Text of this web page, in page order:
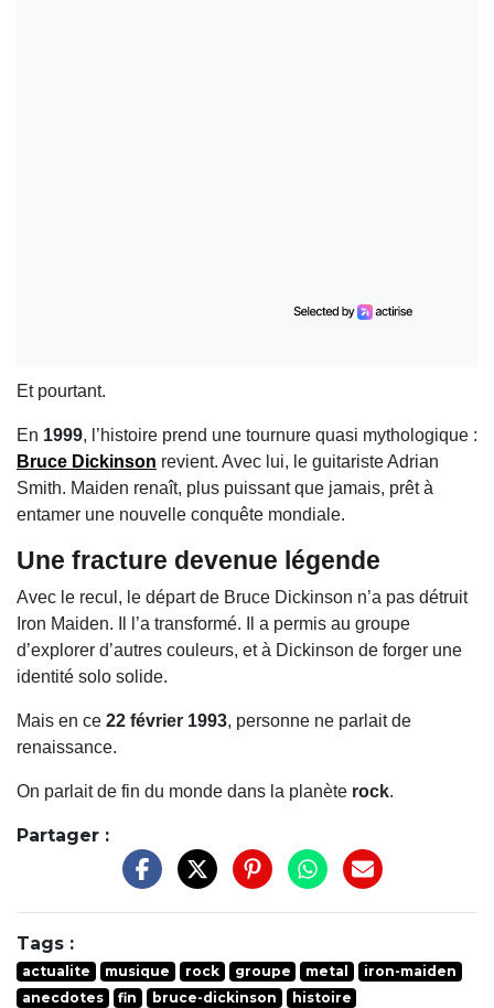
Et pourtant.
En 1999, l’histoire prend une tournure quasi mythologique :
Bruce Dickinson revient. Avec lui, le guitariste Adrian
Smith. Maiden renaît, plus puissant que jamais, prêt à
entamer une nouvelle conquête mondiale.
Une fracture devenue légende
Avec le recul, le départ de Bruce Dickinson n’a pas détruit
Iron Maiden. Il l’a transformé. Il a permis au groupe
d’explorer d’autres couleurs, et à Dickinson de forger une
identité solo solide.
Mais en ce 22 février 1993, personne ne parlait de
renaissance.
On parlait de fin du monde dans la planète rock.
Partager :
Tags :
actualite musique rock groupe metal
iron-maiden
anecdotes
fin bruce-dickinson
histoire